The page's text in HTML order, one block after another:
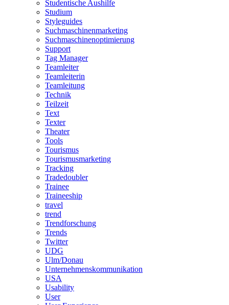
Studentische Aushilfe
Studium
Styleguides
Suchmaschinenmarketing
Suchmaschinenoptimierung
Support
Tag Manager
Teamleiter
Teamleiterin
Teamleitung
Technik
Teilzeit
Text
Texter
Theater
Tools
Tourismus
Tourismusmarketing
Tracking
Tradedoubler
Trainee
Traineeship
travel
trend
Trendforschung
Trends
Twitter
UDG
Ulm/Donau
Unternehmenskommunikation
USA
Usability
User